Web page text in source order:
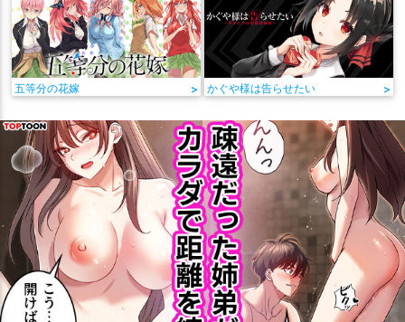
五等分の花嫁 > かぐや様は告らせたい >